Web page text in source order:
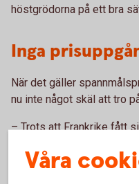
höstgrödorna på ett bra
Inga
När det gäller
nu inte något skäl att tro
– Trots att Frankrike fått
fortsätter priserna att
förväntade stora skördar
Våra